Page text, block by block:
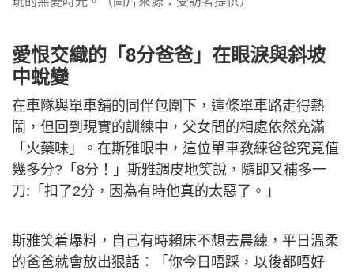
愛恨交織的「8分爸爸」在眼淚與斜坡
中蛻變
在車隊與單車舖的同伴包圍下，這條單車路走得熱
鬧，但回到現實的訓練中，父女間的相處依然充滿
「火藥味」。在斯雅眼中，這位單車教練爸爸究竟值
幾多分?「8分！」斯雅調皮地笑說，隨即又補多一
刀:「扣了2分，因為有時他真的太惡了。」
斯雅笑着爆料，自己有時賴床不想去晨練，平日溫柔
的爸爸就會放出狠話：「你今日唔踩，以後都唔好